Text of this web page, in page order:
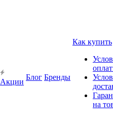
Акции
Блог Бренды
Как купить
на